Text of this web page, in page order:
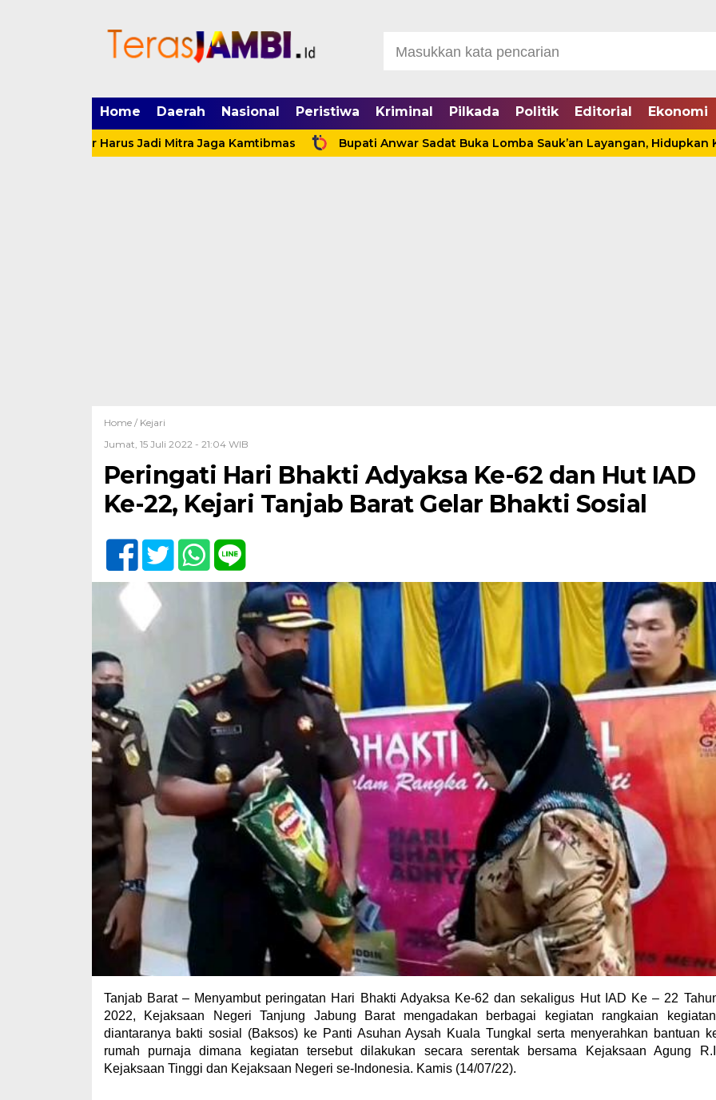
Home Daerah Nasional Peristiwa Kriminal Pilkada Politik Editorial Ekonomi
Motor Harus Jadi Mitra Jaga Kamtibmas Bupati Anwar Sadat Buka Lomba Sauk’an Layangan, Hidupkan
Home / Kejari
Jumat, 15 Juli 2022 - 21:04 WIB
Peringati Hari Bhakti Adyaksa Ke-62 dan Hut IAD
Ke-22, Kejari Tanjab Barat Gelar Bhakti Sosial
Tanjab Barat – Menyambut peringatan Hari Bhakti Adyaksa Ke-62 dan sekaligus Hut IAD Ke – 22
2022, Kejaksaan Negeri Tanjung Jabung Barat mengadakan berbagai kegiatan rangkaian
diantaranya bakti sosial (Baksos) ke Panti Asuhan Aysah Kuala Tungkal serta menyerahkan bantuan
rumah purnaja dimana kegiatan tersebut dilakukan secara serentak bersama Kejaksaan Agung
Kejaksaan Tinggi dan Kejaksaan Negeri se-Indonesia. Kamis (14/07/22).